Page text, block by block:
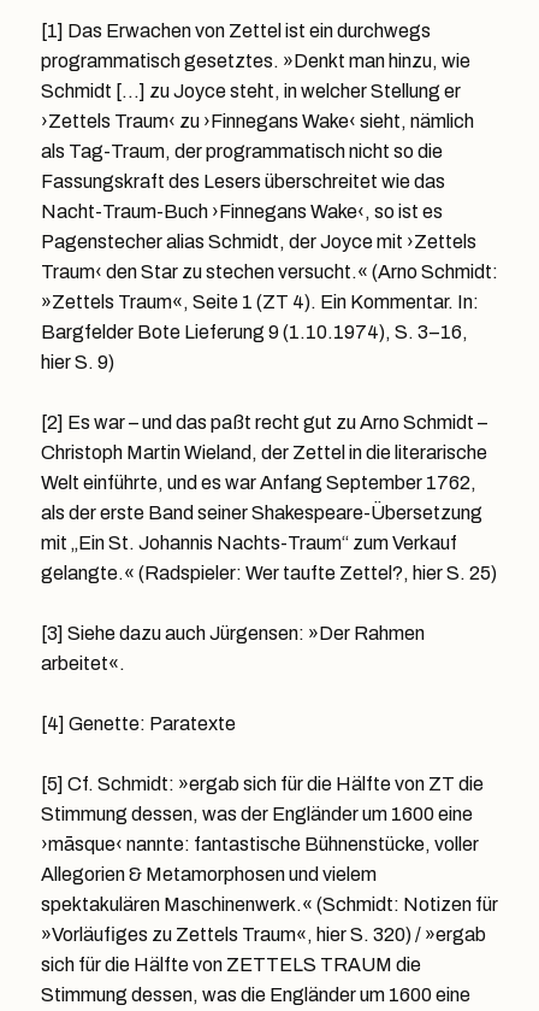
[1] Das Erwachen von Zettel ist ein durchwegs
programmatisch gesetztes. »Denkt man hinzu, wie
Schmidt […] zu Joyce steht, in welcher Stellung er
›Zettels Traum‹ zu ›Finnegans Wake‹ sieht, nämlich
als Tag-Traum, der programmatisch nicht so die
Fassungskraft des Lesers überschreitet wie das
Nacht-Traum-Buch ›Finnegans Wake‹, so ist es
Pagenstecher alias Schmidt, der Joyce mit ›Zettels
Traum‹ den Star zu stechen versucht.« (Arno Schmidt:
»Zettels Traum«, Seite 1 (ZT 4). Ein Kommentar. In:
Bargfelder Bote Lieferung 9 (1.10.1974), S. 3–16,
hier S. 9)
[2] Es war – und das paßt recht gut zu Arno Schmidt –
Christoph Martin Wieland, der Zettel in die literarische
Welt einführte, und es war Anfang September 1762,
als der erste Band seiner Shakespeare-Übersetzung
mit „Ein St. Johannis Nachts-Traum“ zum Verkauf
gelangte.« (Radspieler: Wer taufte Zettel?, hier S. 25)
[3] Siehe dazu auch Jürgensen: »Der Rahmen
arbeitet«.
[4] Genette: Paratexte
[5] Cf. Schmidt: »ergab sich für die Hälfte von ZT die
Stimmung dessen, was der Engländer um 1600 eine
›māsque‹ nannte: fantastische Bühnenstücke, voller
Allegorien & Metamorphosen und vielem
spektakulären Maschinenwerk.« (Schmidt: Notizen für
»Vorläufiges zu Zettels Traum«, hier S. 320) / »ergab
sich für die Hälfte von ZETTELS TRAUM die
Stimmung dessen, was die Engländer um 1600 eine